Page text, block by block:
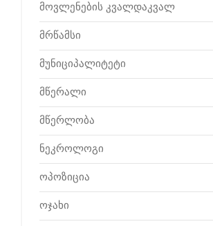
მოვლენების კვალდაკვალ
მრწამსი
მუნიციპალიტეტი
მწერალი
მწერლობა
ნეკროლოგი
ოპოზიცია
ოჯახი